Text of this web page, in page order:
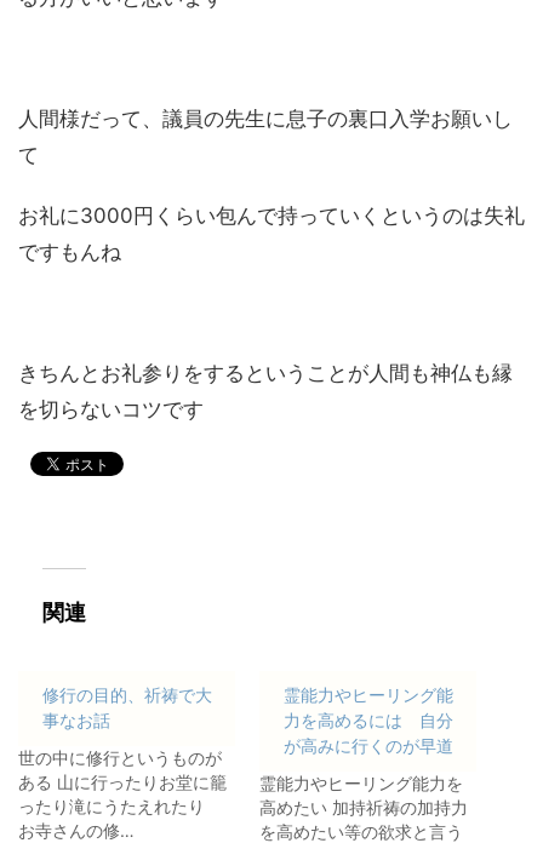
人間様だって、議員の先生に息子の裏口入学お願いし
て
お礼に3000円くらい包んで持っていくというのは失礼
ですもんね
きちんとお礼参りをするということが人間も神仏も縁
を切らないコツです
関連
修行の目的、祈祷で大
事なお話
世の中に修行というものが
ある 山に行ったりお堂に籠
ったり滝にうたえれたり
お寺さんの修…
霊能力やヒーリング能
力を高めるには 自分
が高みに行くのが早道
霊能力やヒーリング能力を
高めたい 加持祈祷の加持力
を高めたい等の欲求と言う